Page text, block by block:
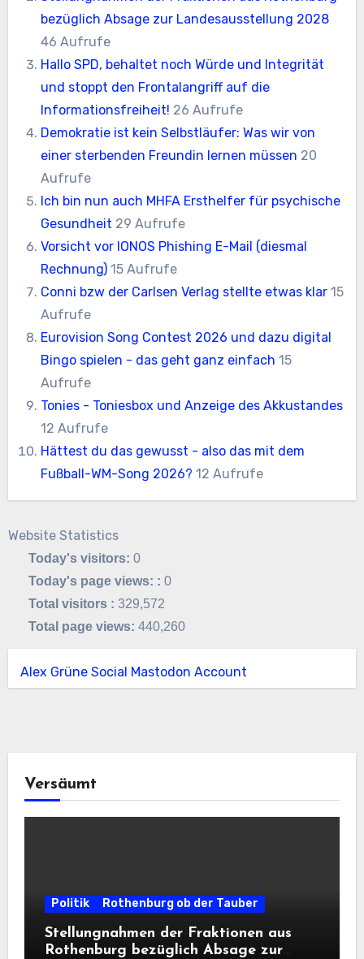
bezüglich Absage zur Landesausstellung 2028
46 Aufrufe
Hallo SPD, behaltet noch Würde und Integrität
und stoppt den Frontalangriff auf die
Informationsfreiheit! 26 Aufrufe
Demokratie ist kein Selbstläufer: Was wir von
einer sterbenden Freundin lernen müssen 20
Aufrufe
Ich bin nun auch MHFA Ersthelfer für psychische
Gesundheit 29 Aufrufe
Vorsicht vor IONOS Phishing E-Mail (diesmal
Rechnung) 15 Aufrufe
Conni bzw der Carlsen Verlag stellte etwas klar 15
Aufrufe
Eurovision Song Contest 2026 und dazu digital
Bingo spielen - das geht ganz einfach 15
Aufrufe
Tonies - Toniesbox und Anzeige des Akkustandes
12 Aufrufe
Hättest du das gewusst - also das mit dem
Fußball-WM-Song 2026? 12 Aufrufe
Website Statistics
Today's visitors:0
Today's page views: :0
Total visitors :329,572
Total page views:440,260
Alex Grüne Social Mastodon Account
Versäumt
Politik Rothenburg ob der Tauber
Stellungnahmen der Fraktionen aus
Rothenburg bezüglich Absage zur